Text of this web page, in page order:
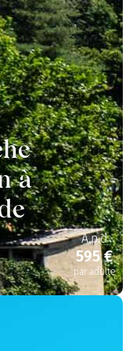
à
A.p.d
595 €
par adulte